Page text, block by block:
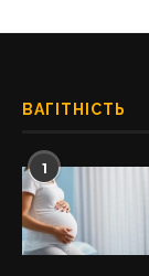
ВАГІТНІСТЬ
1